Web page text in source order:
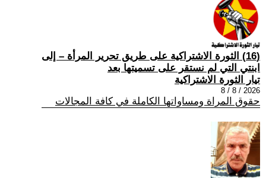
(16) الثورة الاشتراكية على طريق تحرير المرأة – إلى
ابنتي التي لم نستقر على تسميتها بعد
تيار الثورة الاشتراكية
2026 / 8 / 8
حقوق المراة ومساواتها الكاملة في كافة المجالات